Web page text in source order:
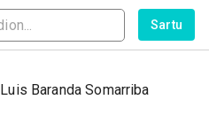
Sartu
Luis Baranda Somarriba